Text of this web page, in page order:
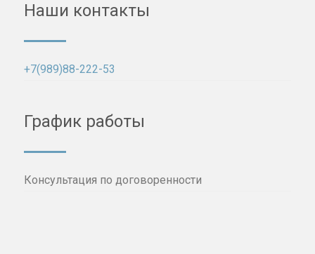
Наши контакты
+7(989)88-222-53
График работы
Консультация по договоренности